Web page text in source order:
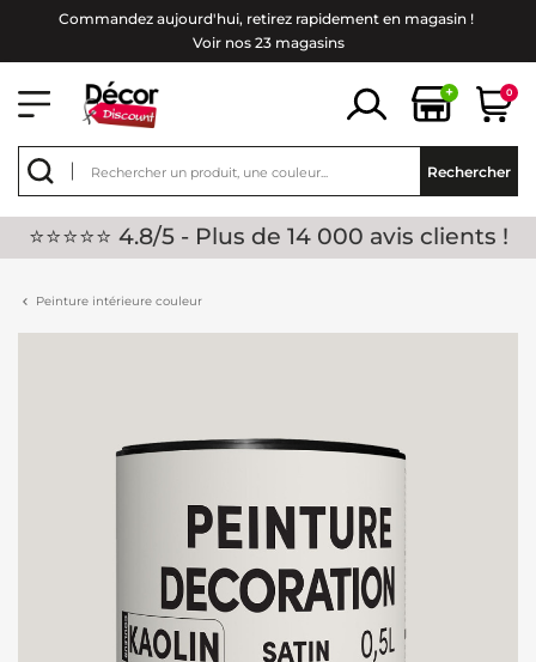
Commandez aujourd'hui, retirez rapidement en magasin !
Voir nos 23 magasins
+ 0
Rechercher
⭐⭐⭐⭐⭐ 4.8/5 - Plus de 14 000 avis clients !
Peinture intérieure couleur